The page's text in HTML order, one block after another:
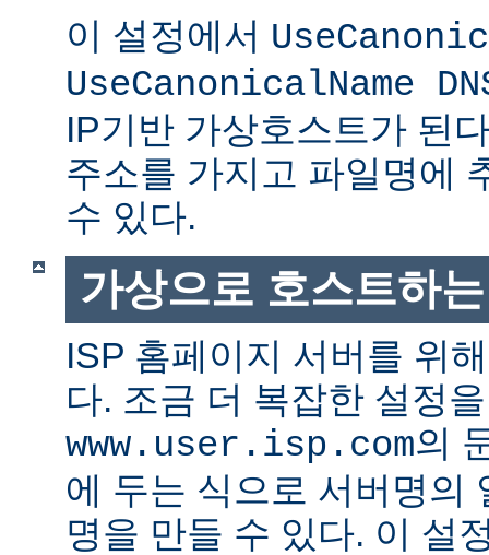
이 설정에서
UseCanonicalName
IP기반 가상호스트가 된
주소를 가지고 파일명에
수 있다.
가상으로 호스트하
ISP 홈페이지 서버를 위
다. 조금 더 복잡한 설정
www.user.isp.com의
에 두는 식으로 서버명의
명을 만들 수 있다. 이 설